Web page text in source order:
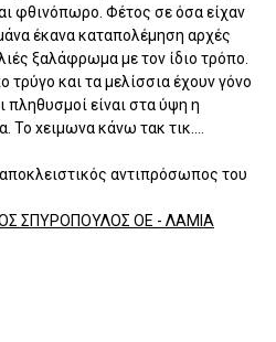
φθινόπωρο. Φέτος σε όσα είχαν
έκανα καταπολέμηση αρχές
ξαλάφρωμα με τον ίδιο τρόπο.
και τα μελίσσια έχουν γόνο
πληθυσμοί είναι στα ύψη η
Το xειμωνα κάνω τακ τικ....
αντιπρόσωπος του
ΣΠΥΡΟΠΟΥΛΟΣ ΟΕ - ΛΑΜΙΑ